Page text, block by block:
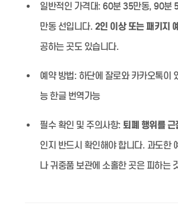
일반적인 가격대: 60분 35만동, 90분
만동 선입니다. 2인 이상 또는 패키지
공하는 곳도 있습니다.
예약 방법: 하단에 잘로와 카카오톡이
능 한글 번역가능
필수 확인 및 주의사항: 퇴폐 행위를 근
인지 반드시 확인해야 합니다. 과도한
나 귀중품 보관에 소홀한 곳은 피하는